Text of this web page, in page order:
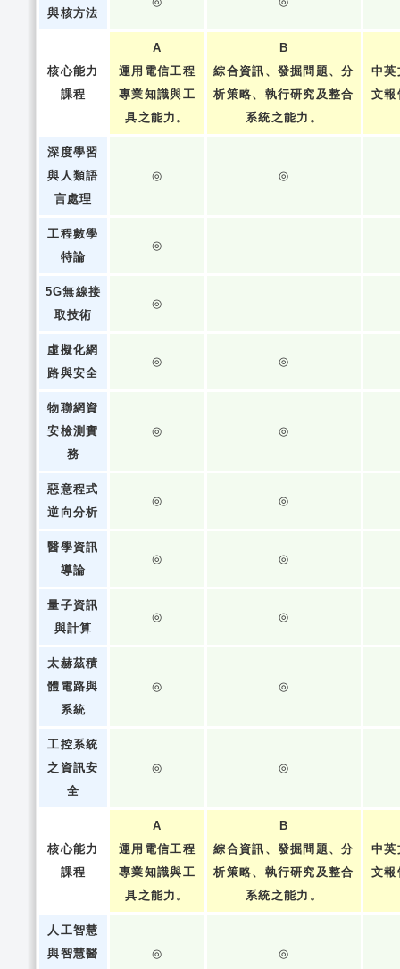
與核方法
核心能力
課程
A
運用電信工程
專業知識與工
具之能力。
B
綜合資訊、發掘問題、分
析策略、執行研究及整合
系統之能力。
中英
文報
深度學習
與人類語
言處理
◎ ◎
工程數學
特論
◎
5G無線接
取技術
◎
虛擬化網
路與安全
◎ ◎
物聯網資
安檢測實
務
◎ ◎
惡意程式
逆向分析
◎ ◎
醫學資訊
導論
◎ ◎
量子資訊
與計算
◎ ◎
太赫茲積
體電路與
系統
◎ ◎
工控系統
之資訊安
全
◎ ◎
核心能力
課程
A
運用電信工程
專業知識與工
具之能力。
B
綜合資訊、發掘問題、分
析策略、執行研究及整合
系統之能力。
中英
文報
人工智慧
與智慧醫
◎ ◎